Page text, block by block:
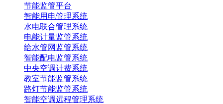
节能监管平台
智能用电管理系统
水电联合管理系统
电能计量监管系统
给水管网监管系统
智能配电监管系统
中央空调计费系统
教室节能监管系统
路灯节能监管系统
智能空调远程管理系统